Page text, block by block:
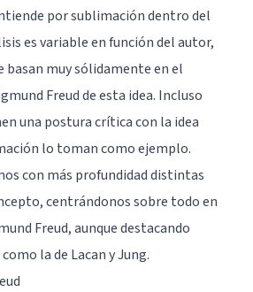
por sublimación dentro del
es variable en función del autor,
basan muy sólidamente en el
Freud de esta idea. Incluso
una postura crítica con la idea
lo toman como ejemplo.
con más profundidad distintas
centrándonos sobre todo en
Freud, aunque destacando
la de Lacan y Jung.